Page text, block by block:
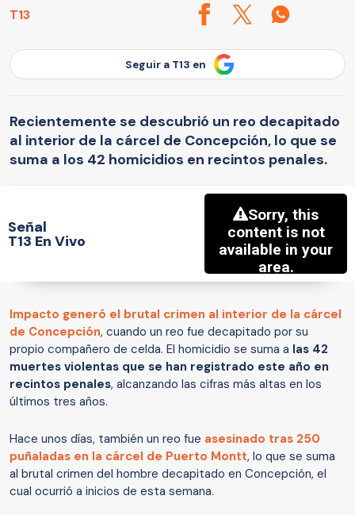
T13
Seguir a T13 en
Recientemente se descubrió un reo decapitado
al interior de la cárcel de Concepción, lo que se
suma a los 42 homicidios en recintos penales.
Señal
T13 En Vivo
Impacto generó el brutal crimen al interior de la cárcel
de Concepción, cuando un reo fue decapitado por su
propio compañero de celda. El homicidio se suma a las 42
muertes violentas que se han registrado este año en
recintos penales, alcanzando las cifras más altas en los
últimos tres años.
Hace unos días, también un reo fue asesinado tras 250
puñaladas en la cárcel de Puerto Montt, lo que se suma
al brutal crimen del hombre decapitado en Concepción, el
cual ocurrió a inicios de esta semana.